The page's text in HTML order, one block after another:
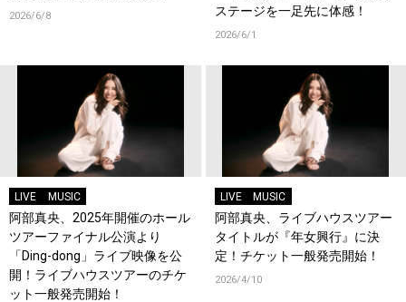
2026/6/8
ステージを一足先に体感！
2026/6/1
LIVE MUSIC
阿部真央、2025年開催のホール
ツアーファイナル公演より
「Ding-dong」ライブ映像を公
開！ライブハウスツアーのチケ
ット一般発売開始！
LIVE MUSIC
阿部真央、ライブハウスツアー
タイトルが『年女興行』に決
定！チケット一般発売開始！
2026/4/10